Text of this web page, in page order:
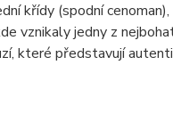
křídy (spodní
vznikaly jedny z
které představují